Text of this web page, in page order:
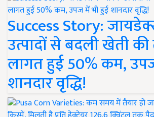
Success Story:
उत्पादों से बदली खेती की
लागत हुई 50% कम,
शानदार वृद्धि!